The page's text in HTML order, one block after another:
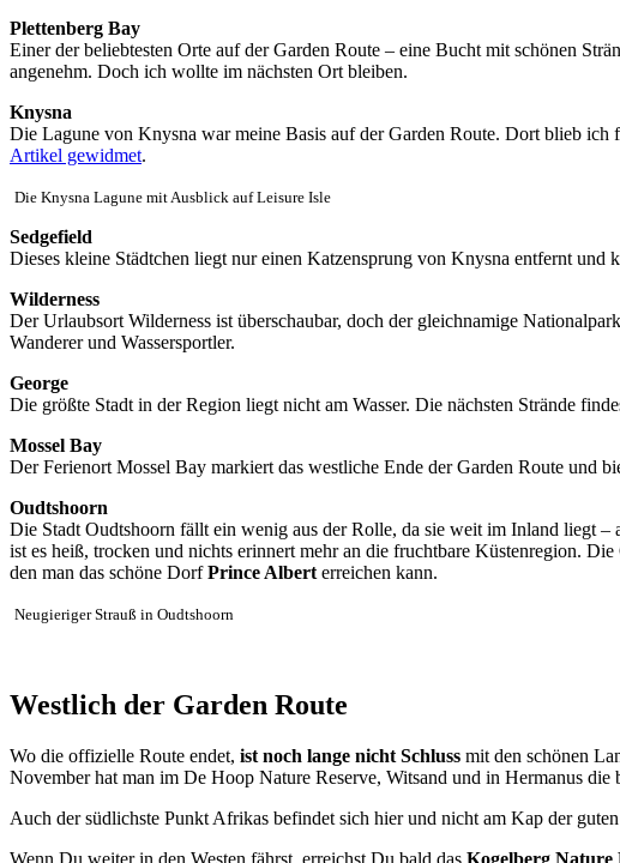
Plettenberg Bay
Einer der beliebtesten Orte auf der Garden Route – eine Bucht mit schönen
angenehm. Doch ich wollte im nächsten Ort bleiben.
Knysna
Die Lagune von Knysna war meine Basis auf der Garden Route. Dort blieb
Artikel gewidmet.
Die Knysna Lagune mit Ausblick auf Leisure Isle
Sedgefield
Dieses kleine Städtchen liegt nur einen Katzensprung von Knysna entfernt und
Wilderness
Der Urlaubsort Wilderness ist überschaubar, doch der gleichnamige
Wanderer und Wassersportler.
George
Die größte Stadt in der Region liegt nicht am Wasser. Die nächsten Strände
Mossel Bay
Der Ferienort Mossel Bay markiert das westliche Ende der Garden Route und
Oudtshoorn
Die Stadt Oudtshoorn fällt ein wenig aus der Rolle, da sie weit im Inland liegt –
ist es heiß, trocken und nichts erinnert mehr an die fruchtbare Küstenregion.
den man das schöne DorfPrince Albert erreichen kann.
Neugieriger Strauß in Oudtshoorn
Westlich der Garden Route
Wo die offizielle Route endet, ist noch lange nicht Schluss mit den schönen
November hat man im De Hoop Nature Reserve, Witsand und in Hermanus die
Auch der südlichste Punkt Afrikas befindet sich hier und nicht am Kap der